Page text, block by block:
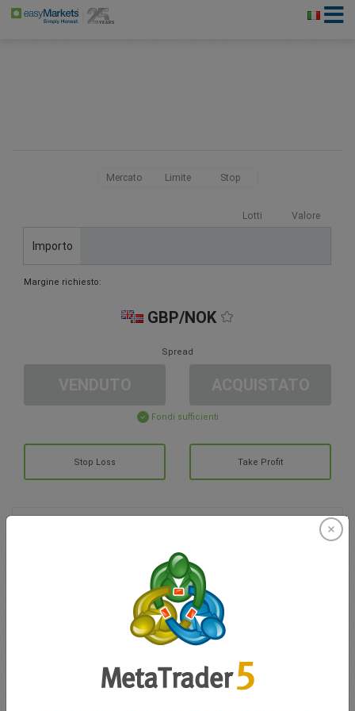
Mercato Limite Stop
Lotti Valore
Importo
Margine richiesto:
GBP/NOK
Spread
Fondi sufficienti
Stop Loss Take Profit